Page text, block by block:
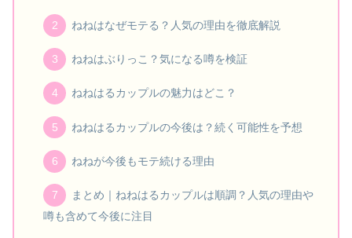
ねねはなぜモテる？人気の理由を徹底解説
ねねはぶりっこ？気になる噂を検証
ねねはるカップルの魅力はどこ？
ねねはるカップルの今後は？続く可能性を予想
ねねが今後もモテ続ける理由
まとめ｜ねねはるカップルは順調？人気の理由や
噂も含めて今後に注目